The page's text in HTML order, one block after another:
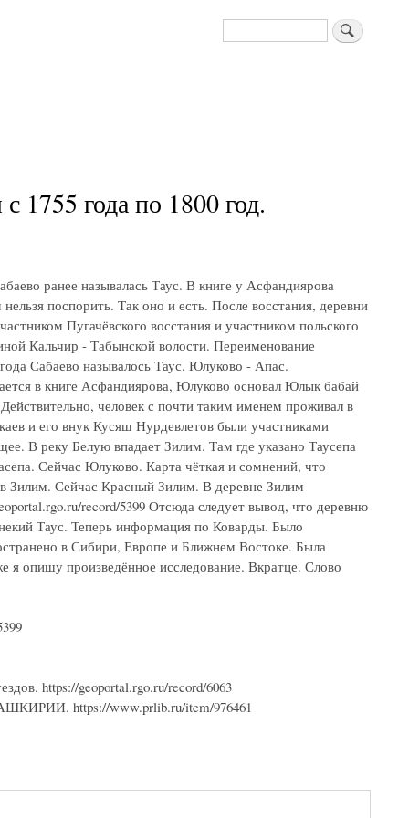
Поиск
года по 1800 год.
ранее называлась Таус. В книге у Асфандиярова
поспорить. Так оно и есть. После восстания, деревни
Пугачёвского восстания и участником польского
Кальчир - Табынской волости. Переименование
Сабаево называлось Таус. Юлуково - Апас.
в книге Асфандиярова, Юлуково основал Юлык бабай
человек с почти таким именем проживал в
и его внук Кусяш Нурдевлетов были участниками
В реку Белую впадает Зилим. Там где указано Таусепа
Сейчас Юлуково. Карта чёткая и сомнений, что
Зилим. Сейчас Красный Зилим. В деревне Зилим
record/5399 Отсюда следует вывод, что деревню
Таус. Теперь информация по Коварды. Было
в Сибири, Европе и Ближнем Востоке. Была
я опишу произведённое исследование. Вкратце. Слово
https://geoportal.rgo.ru/record/6063
https://www.prlib.ru/item/976461